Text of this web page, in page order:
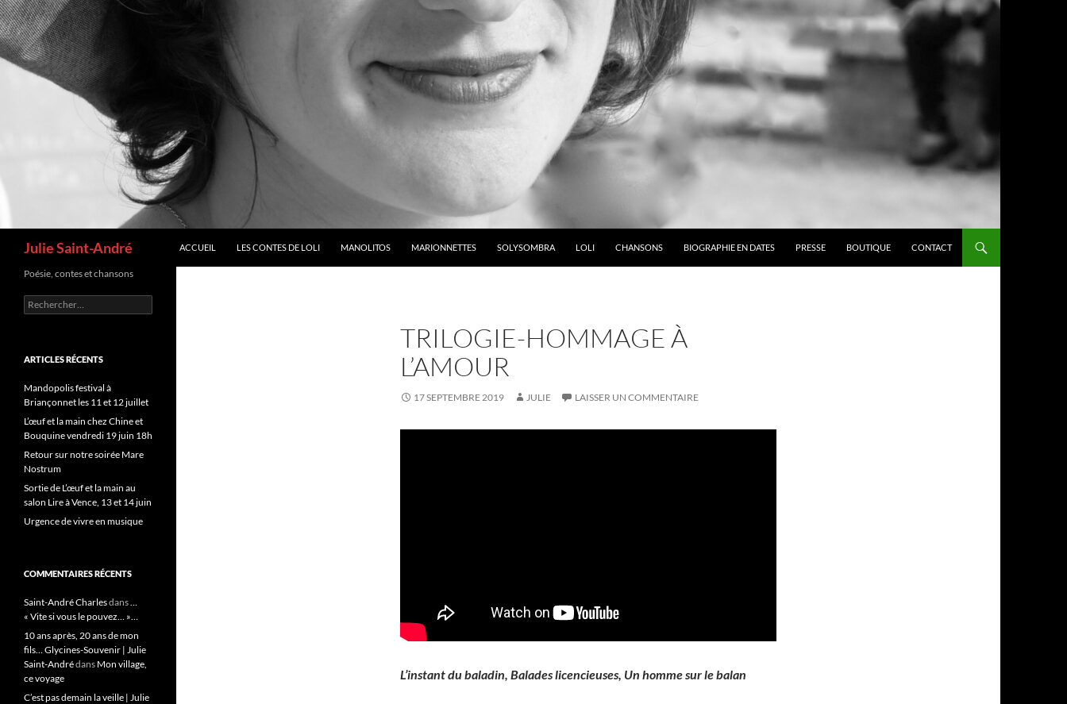
Julie Saint-André ACCUEIL LES CONTES DE LOLI MANOLITOS MARIONNETTES SOLYSOMBRA LOLI CHANSONS BIOGRAPHIE EN DATES PRESSE BOUTIQUE CONTACT
TRILOGIE-HOMMAGE À
L’AMOUR
17 SEPTEMBRE 2019 JULIE LAISSER UN COMMENTAIRE
L’instant du baladin, Balades licencieuses, Un homme sur le balan
Poésie, contes et chansons
Rechercher :
ARTICLES RÉCENTS
Mandopolis festival à
Briançonnet les 11 et 12 juillet
L’œuf et la main chez Chine et
Bouquine vendredi 19 juin 18h
Retour sur notre soirée Mare
Nostrum
Sortie de L’œuf et la main au
salon Lire à Vence, 13 et 14 juin
Urgence de vivre en musique
COMMENTAIRES RÉCENTS
Saint-André Charlesdans…
« Vite si vous le pouvez… »…
10 ans après, 20 ans de mon
fils… Glycines-Souvenir | Julie
Saint-Andrédans Mon village,
ce voyage
C’est pas demain la veille | Julie